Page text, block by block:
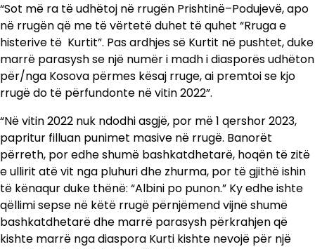
“Sot më ra të udhëtoj në rrugën Prishtinë–Podujevë, apo
në rrugën që me të vërtetë duhet të quhet “Rruga e
histerive të Kurtit”. Pas ardhjes së Kurtit në pushtet, duke
marrë parasysh se një numër i madh i diasporës udhëton
për/nga Kosova përmes kësaj rruge, ai premtoi se kjo
rrugë do të përfundonte në vitin 2022”.
“Në vitin 2022 nuk ndodhi asgjë, por më 1 qershor 2023,
papritur filluan punimet masive në rrugë. Banorët
përreth, por edhe shumë bashkatdhetarë, hoqën të zitë
e ullirit atë vit nga pluhuri dhe zhurma, por të gjithë ishin
të kënaqur duke thënë: “Albini po punon.” Ky edhe ishte
qëllimi sepse në këtë rrugë përnjëmend vijnë shumë
bashkatdhetarë dhe marrë parasysh përkrahjen që
kishte marrë nga diaspora Kurti kishte nevojë për një